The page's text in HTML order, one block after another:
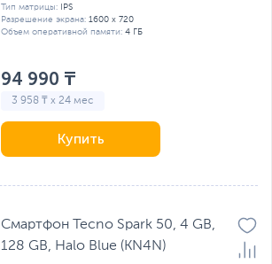
Тип матрицы:
IPS
Разрешение экрана: 1600 x 720
Объем оперативной памяти: 4 ГБ
94 990 ₸
3 958 ₸ x 24 мес
Купить
Смартфон Tecno Spark 50, 4 GB,
128 GB, Halo Blue (KN4N)